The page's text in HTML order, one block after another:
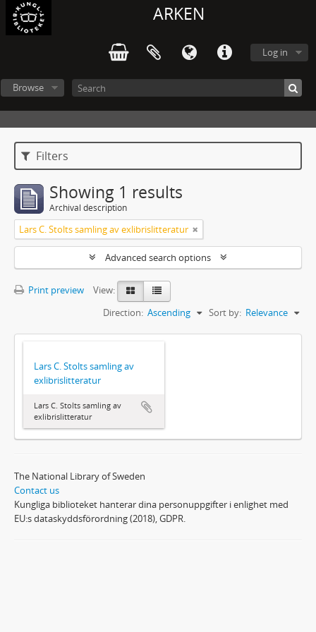
ARKEN
Log in
Browse
Filters
Showing 1 results
Archival description
Lars C. Stolts samling av exlibrislitteratur
Advanced search options
Print preview
View:
Sort by: Relevance
Direction: Ascending
Lars C. Stolts samling av
exlibrislitteratur
Lars C. Stolts samling av
exlibrislitteratur
The National Library of Sweden
Contact us
Kungliga biblioteket hanterar dina personuppgifter i enlighet med
EU:s dataskyddsförordning (2018), GDPR.